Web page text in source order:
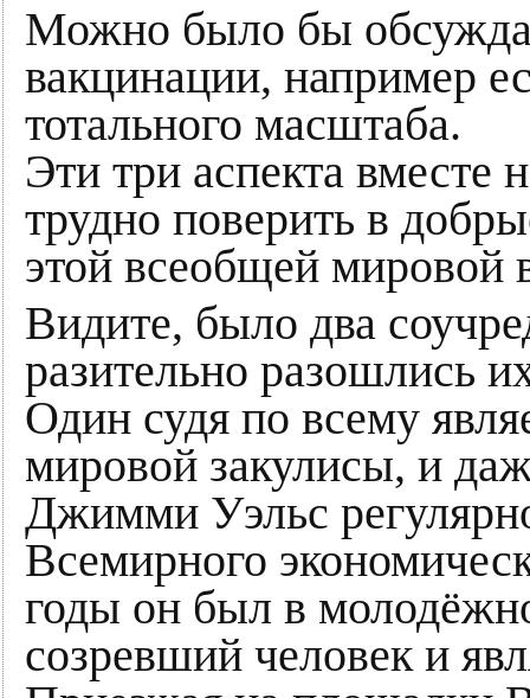
Можно было бы
вакцинации, например
тотального масштаба.
Эти три аспекта вместе
трудно поверить в
этой всеобщей мировой
Видите, было два
разительно разошлись
Один судя по всему
мировой закулисы, и
Джимми Уэльс
Всемирного
годы он был в
созревший человек и